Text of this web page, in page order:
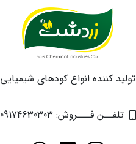
تولید کننده انواع کودهای شیمیایی
تلفــن فـــروش: 09174630303